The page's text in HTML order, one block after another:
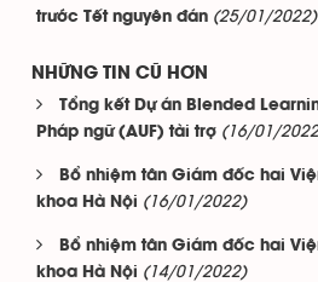
trước Tết nguyên đán (25/01/2022)
NHỮNG TIN CŨ HƠN
Tổng kết Dự án Blended
Pháp ngữ (AUF) tài trợ (16/01/
Bổ nhiệm tân Giám đốc hai
khoa Hà Nội (16/01/2022)
Bổ nhiệm tân Giám đốc hai
khoa Hà Nội (14/01/2022)